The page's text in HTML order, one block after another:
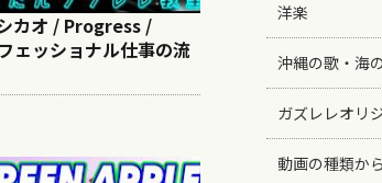
カオ / Progress /
ェッショナル仕事の流
洋楽
沖縄の歌・海
ガズレレオリ
動画の種類か